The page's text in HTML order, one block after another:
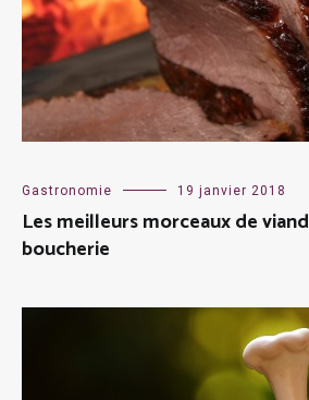
Gastronomie 19 janvier 2018
Les meilleurs morceaux de
boucherie